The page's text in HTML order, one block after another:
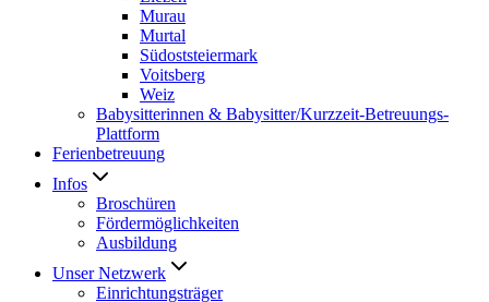
Murau
Murtal
Südoststeiermark
Voitsberg
Weiz
Babysitterinnen & Babysitter/Kurzzeit-Betreuungs-
Plattform
Ferienbetreuung
Infos
Broschüren
Fördermöglichkeiten
Ausbildung
Unser Netzwerk
Einrichtungsträger